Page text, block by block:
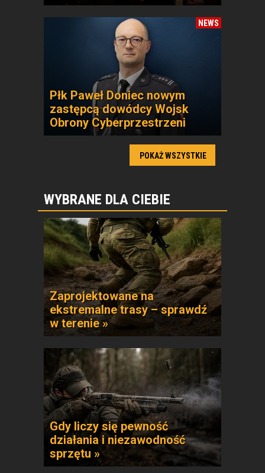
NEWS
Płk Paweł Doniec nowym
zastępcą dowódcy Wojsk
Obrony Cyberprzestrzeni
POKAŻ WSZYSTKIE
WYBRANE DLA CIEBIE
Zaprojektowane na
ekstremalne trasy – sprawdź
w terenie »
Gdy liczy się pewność
działania i niezawodność
sprzętu »